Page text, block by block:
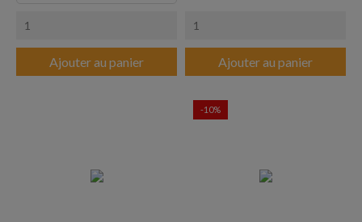
Ajouter au panier Ajouter au panier
-10%